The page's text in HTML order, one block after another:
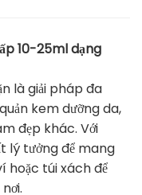
10-25ml dạng
là giải pháp đa
kem dưỡng da,
đẹp khác. Với
lý tưởng để mang
hoặc túi xách để